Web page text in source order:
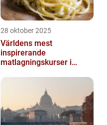
28 oktober 2025
Världens mest
inspirerande
matlagningskurser i